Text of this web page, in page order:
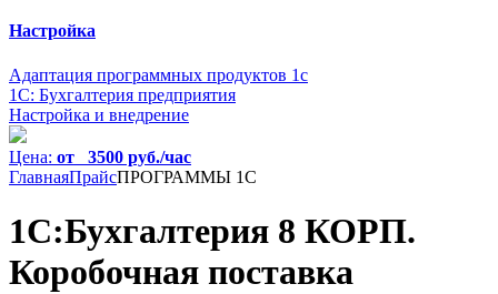
Настройка
Адаптация программных продуктов 1с
1С: Бухгалтерия предприятия
Настройка и внедрение
Цена: от 3500 руб./час
ГлавнаяПрайсПРОГРАММЫ 1С
1С:Бухгалтерия 8 КОРП.
Коробочная поставка